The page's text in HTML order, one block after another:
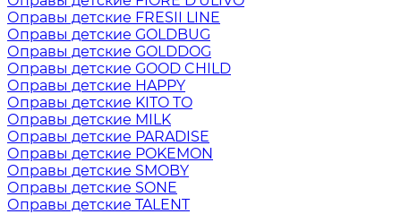
Оправы детские FRESII LINE
Оправы детские GOLDBUG
Оправы детские GOLDDOG
Оправы детские GOOD CHILD
Оправы детские HAPPY
Оправы детские KITO TO
Оправы детские MILK
Оправы детские PARADISE
Оправы детские POKEMON
Оправы детские SMOBY
Оправы детские SONE
Оправы детские TALENT